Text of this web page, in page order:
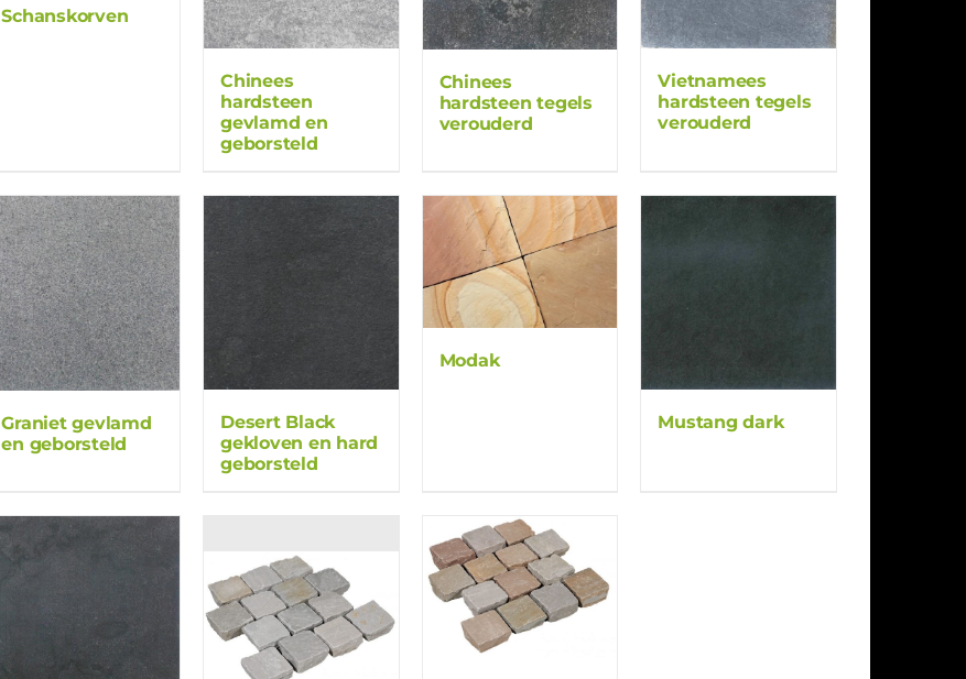
Schanskorven
Chinees
hardsteen
gevlamd en
geborsteld
Chinees
hardsteen tegels
verouderd
Vietnamees
hardsteen tegels
verouderd
Graniet gevlamd
en geborsteld
Desert Black
gekloven en hard
geborsteld
Modak
Mustang dark